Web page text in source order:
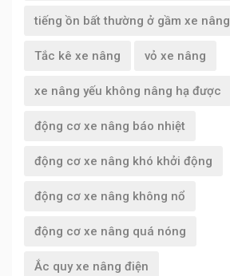
tiếng ồn bất thường ở gầm xe nâng
Tắc kê xe nâng vỏ xe nâng
xe nâng yếu không nâng hạ được
động cơ xe nâng báo nhiệt
động cơ xe nâng khó khởi động
động cơ xe nâng không nổ
động cơ xe nâng quá nóng
Ắc quy xe nâng điện